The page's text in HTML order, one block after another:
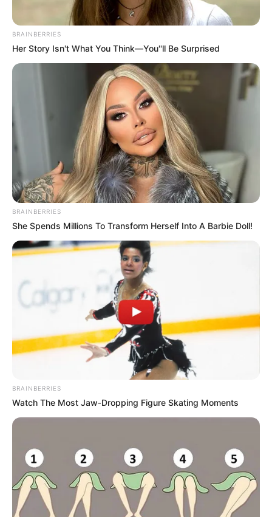
BRAINBERRIES
Her Story Isn't What You Think—You''ll Be Surprised
BRAINBERRIES
She Spends Millions To Transform Herself Into A Barbie Doll!
BRAINBERRIES
Watch The Most Jaw‑Dropping Figure Skating Moments